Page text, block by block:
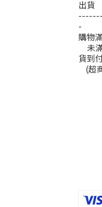
出貨
-
購物
未
貨到
(超